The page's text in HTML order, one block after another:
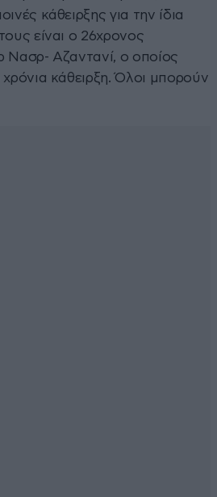
κάθειρξης για την ίδια
είναι ο 26χρονος
Νασρ- Αζαντανί, ο οποίος
κάθειρξη. Όλοι μπορούν